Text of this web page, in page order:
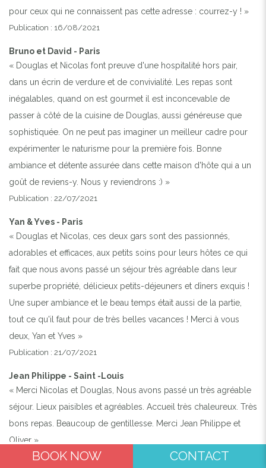
pour ceux qui ne connaissent pas cette adresse : courrez-y ! »
Publication : 16/08/2021
Bruno et David - Paris
« Douglas et Nicolas font preuve d'une hospitalité hors pair,
dans un écrin de verdure et de convivialité. Les repas sont
inégalables, quand on est gourmet il est inconcevable de
passer à côté de la cuisine de Douglas, aussi généreuse que
sophistiquée. On ne peut pas imaginer un meilleur cadre pour
expérimenter le naturisme pour la première fois. Bonne
ambiance et détente assurée dans cette maison d'hôte qui a un
goût de reviens-y. Nous y reviendrons :) »
Publication : 22/07/2021
Yan & Yves - Paris
« Douglas et Nicolas, ces deux gars sont des passionnés,
adorables et efficaces, aux petits soins pour leurs hôtes ce qui
fait que nous avons passé un séjour très agréable dans leur
superbe propriété, délicieux petits-déjeuners et dîners exquis !
Une super ambiance et le beau temps était aussi de la partie,
tout ce qu'il faut pour de très belles vacances ! Merci à vous
deux, Yan et Yves »
Publication : 21/07/2021
Jean Philippe - Saint -Louis
« Merci Nicolas et Douglas, Nous avons passé un très agréable
séjour. Lieux paisibles et agréables. Accueil très chaleureux. Très
bons repas. Beaucoup de gentillesse. Merci Jean Philippe et
Oliver »
Publication : 14/07/2021
BOOK NOW CONTACT